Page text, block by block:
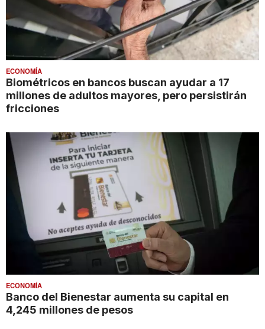
ECONOMÍA
Biométricos en bancos buscan ayudar a 17
millones de adultos mayores, pero persistirán
fricciones
ECONOMÍA
Banco del Bienestar aumenta su capital en
4,245 millones de pesos